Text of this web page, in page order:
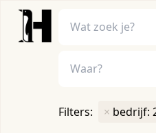
Filters: × bedrijf: